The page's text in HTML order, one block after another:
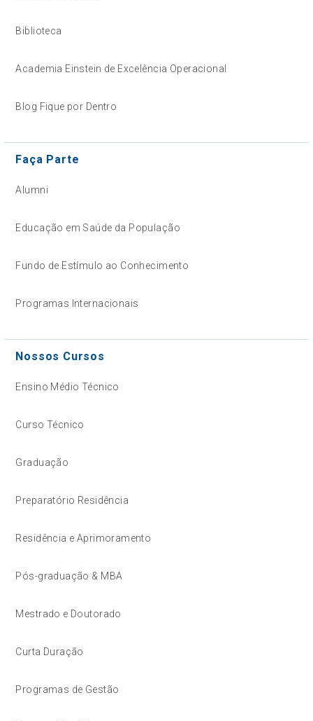
Biblioteca
Academia Einstein de Excelência Operacional
Blog Fique por Dentro
Faça Parte
Alumni
Educação em Saúde da População
Fundo de Estímulo ao Conhecimento
Programas Internacionais
Nossos Cursos
Ensino Médio Técnico
Curso Técnico
Graduação
Preparatório Residência
Residência e Aprimoramento
Pós-graduação & MBA
Mestrado e Doutorado
Curta Duração
Programas de Gestão